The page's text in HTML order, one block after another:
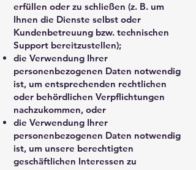
erfüllen oder zu schließen (z. B. um
Ihnen die Dienste selbst oder
Kundenbetreuung bzw. technischen
Support bereitzustellen);
die Verwendung Ihrer
personenbezogenen Daten notwendig
ist, um entsprechenden rechtlichen
oder behördlichen Verpflichtungen
nachzukommen, oder
die Verwendung Ihrer
personenbezogenen Daten notwendig
ist, um unsere berechtigten
geschäftlichen Interessen zu